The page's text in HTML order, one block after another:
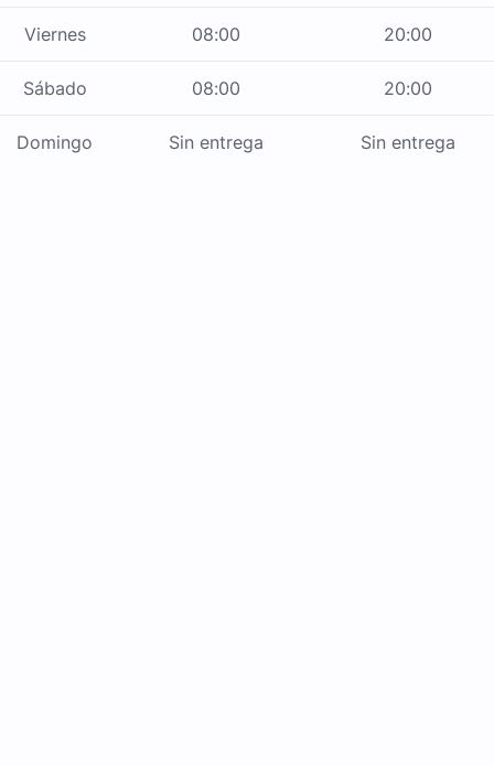
Viernes 08:00 20:00
Sábado 08:00 20:00
Domingo Sin entrega Sin entrega